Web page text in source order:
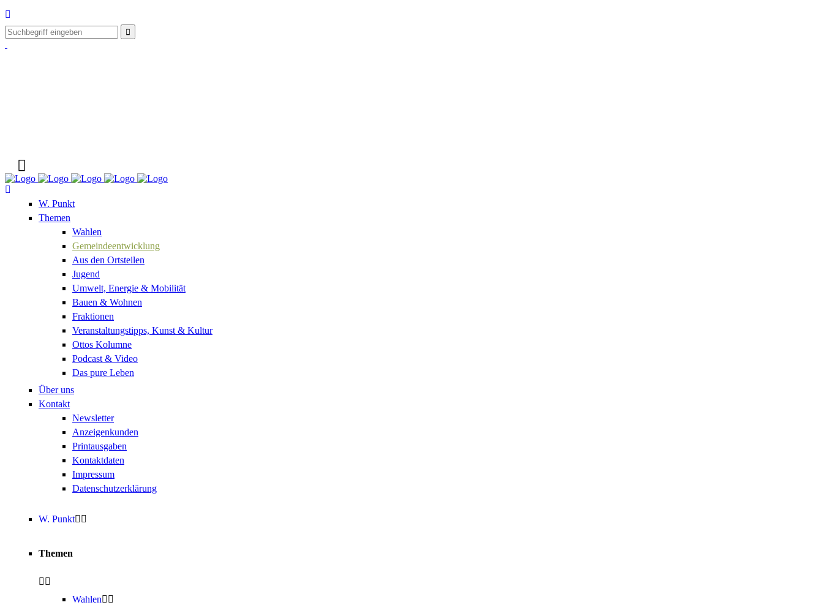
W. Punkt
Themen
Wahlen
Gemeindeentwicklung
Aus den Ortsteilen
Jugend
Umwelt, Energie & Mobilität
Bauen & Wohnen
Fraktionen
Veranstaltungstipps, Kunst & Kultur
Ottos Kolumne
Podcast & Video
Das pure Leben
Über uns
Kontakt
Newsletter
Anzeigenkunden
Printausgaben
Kontaktdaten
Impressum
Datenschutzerklärung
W. Punkt
Themen
Wahlen